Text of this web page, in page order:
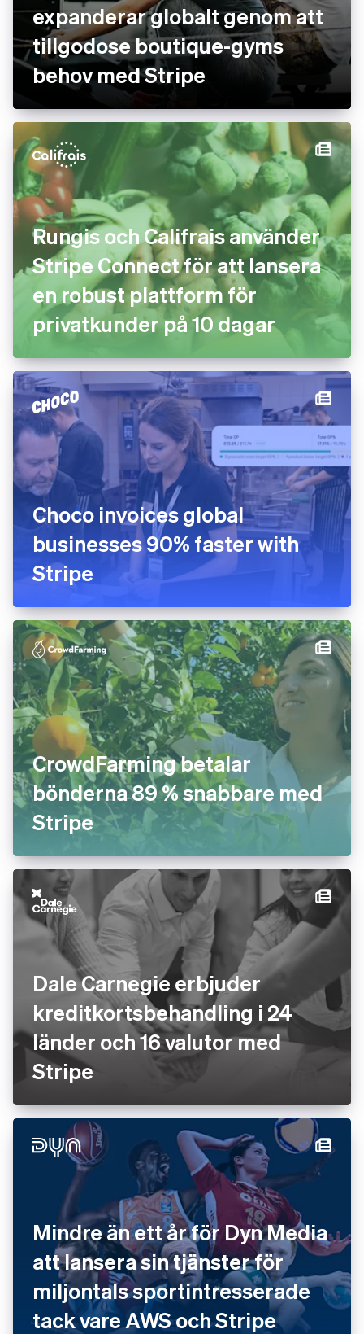
expanderar globalt genom att
tillgodose boutique-gyms
behov med Stripe
Rungis och Califrais använder
Stripe Connect för att lansera
en robust plattform för
privatkunder på 10 dagar
Choco invoices global
businesses 90% faster with
Stripe
CrowdFarming betalar
bönderna 89 % snabbare med
Stripe
Dale Carnegie erbjuder
kreditkortsbehandling i 24
länder och 16 valutor med
Stripe
Mindre än ett år för Dyn Media
att lansera sin tjänster för
miljontals sportintresserade
tack vare AWS och Stripe